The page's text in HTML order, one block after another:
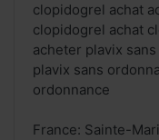
clopidogrel achat
clopidogrel achat
acheter plavix
plavix sans
ordonnance
France: Sainte-